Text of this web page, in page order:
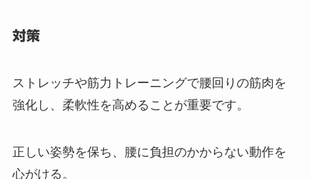
対策
ストレッチや筋力トレーニングで腰回りの筋肉を
強化し、柔軟性を高めることが重要です。
正しい姿勢を保ち、腰に負担のかからない動作を
心がける。